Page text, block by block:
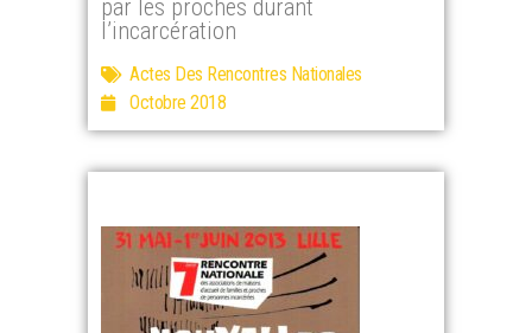
par les proches durant
l’incarcération
Actes Des Rencontres Nationales
Octobre 2018